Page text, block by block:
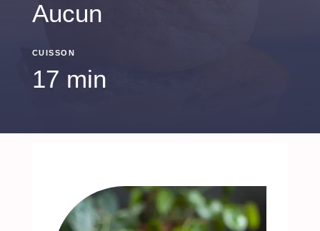
Aucun
CUISSON
17 min